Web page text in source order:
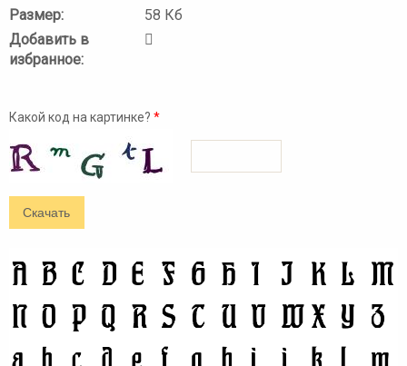
Размер:
58 Кб
Добавить в
избранное:
Какой код на картинке? *